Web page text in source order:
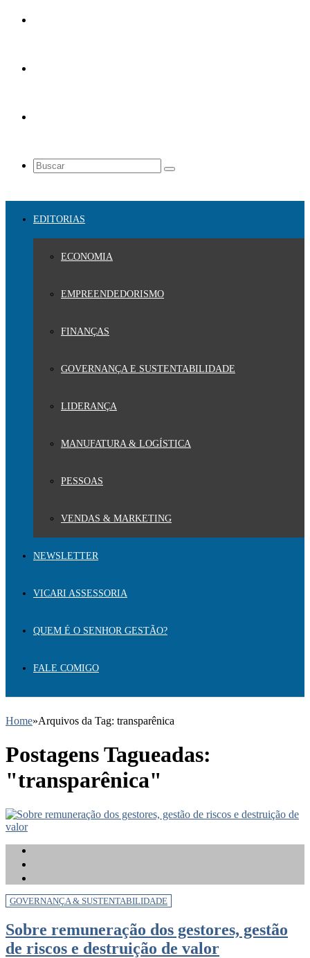
EDITORIAS
ECONOMIA
EMPREENDEDORISMO
FINANÇAS
GOVERNANÇA E SUSTENTABILIDADE
LIDERANÇA
MANUFATURA & LOGÍSTICA
PESSOAS
VENDAS & MARKETING
NEWSLETTER
VICARI ASSESSORIA
QUEM É O SENHOR GESTÃO?
FALE COMIGO
Home»Arquivos da Tag: transparênica
Postagens Tagueadas:
"transparênica"
GOVERNANÇA & SUSTENTABILIDADE
Sobre remuneração dos gestores, gestão
de riscos e destruição de valor